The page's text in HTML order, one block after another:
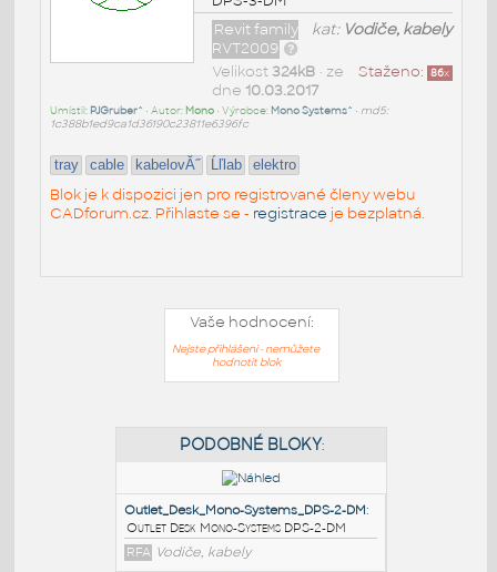
kat: Vodiče, kabely
Revit family
RVT2009
Staženo: 86x
Velikost324kB• ze
dne 10.03.2017
Umístil: PJGruber^ • Autor: Mono• Výrobce: Mono Systems^ • md5:
1c388b1ed9ca1d36190c23811e6396fc
tray cable kabelovĂ˝ Ĺľlab elektro
Blok je k dispozici jen pro registrované členy webu
CADforum.cz. Přihlaste se - registrace je bezplatná.
Vaše hodnocení:
Nejste přihlášeni - nemůžete
hodnotit blok